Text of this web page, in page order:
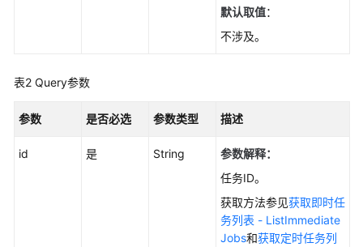
用
默认取值：
不涉及。
表2 Query参数
参数 是否必选 参数类型 描述
id 是 String
参数解释：
任务ID。
获取方法参见获取即时任
务列表 - ListImmediate
Jobs和获取定时任务列